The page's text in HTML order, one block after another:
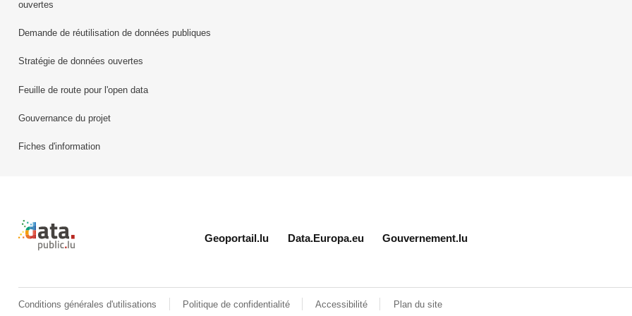
ouvertes
Demande de réutilisation de données publiques
Stratégie de données ouvertes
Feuille de route pour l'open data
Gouvernance du projet
Fiches d'information
Retour à l'accueil de data.public.lu
Geoportail.lu Data.Europa.eu Gouvernement.lu
Conditions générales d'utilisations Politique de confidentialité Accessibilité Plan du site